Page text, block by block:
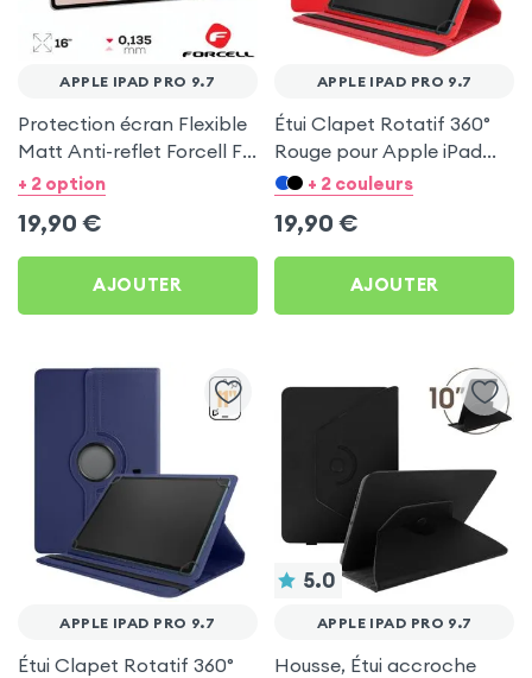
APPLE IPAD PRO 9.7
Protection écran Flexible
Matt Anti-reflet Forcell F-
Protect pour Apple iPad
+ 2 option
19,90 €
AJOUTER
APPLE IPAD PRO 9.7
Étui Clapet Rotatif 360°
Rouge pour Apple iPad
Pro 9.7+ 2 couleurs
19,90 €
AJOUTER
APPLE IPAD PRO 9.7
Étui Clapet Rotatif 360°
5.0
APPLE IPAD PRO 9.7
Housse, Étui accroche